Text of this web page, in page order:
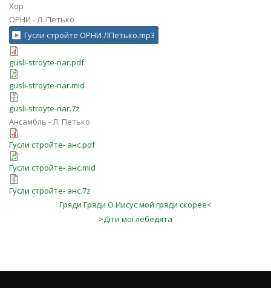
Хор
ОРНИ - Л. Петько
Гусли стройте ОРНИ ЛПетько.mp3
gusli-stroyte-nar.pdf
gusli-stroyte-nar.mid
gusli-stroyte-nar.7z
Ансамбль - Л. Петько
Гусли стройте- анс.pdf
Гусли стройте- анс.mid
Гусли стройте- анс.7z
Гряди Гряди О Иисус мой гряди скорее<
>Дiти мої лебедята